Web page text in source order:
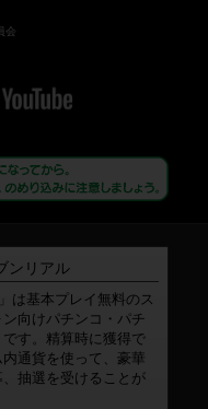
会
ンリアル
」は基本プレイ無料のス
向けパチンコ・パチ
す。精算時に獲得で
通貨を使って、豪華
抽選を受けることが